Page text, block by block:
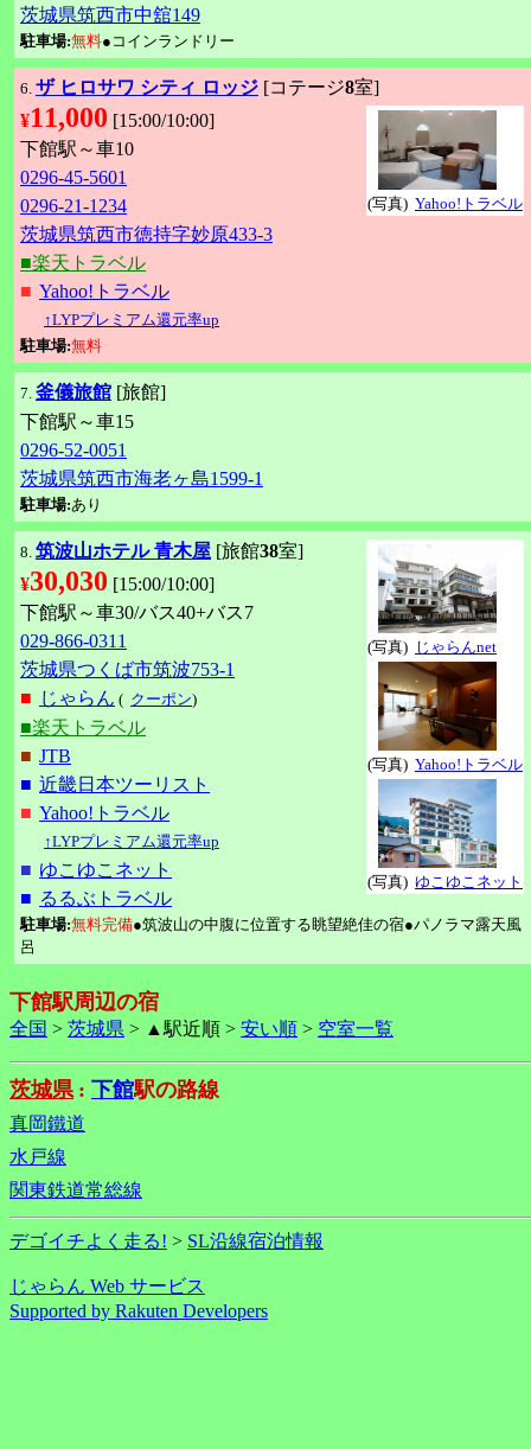
茨城県筑西市中舘149
駐車場:無料●コインランドリー
6. ザ ヒロサワ シティ ロッジ [コテージ8室]
(写真) Yahoo!トラベル
¥11,000 [15:00/10:00]
下館駅～車10
0296-45-5601
0296-21-1234
茨城県筑西市徳持字妙原433-3
■楽天トラベル
■ Yahoo!トラベル
↑LYPプレミアム還元率up
駐車場:無料
7. 釜儀旅館 [旅館]
下館駅～車15
0296-52-0051
茨城県筑西市海老ヶ島1599-1
駐車場:あり
8. 筑波山ホテル 青木屋 [旅館38室]
(写真) じゃらんnet
(写真) Yahoo!トラベル
(写真) ゆこゆこネット
¥30,030 [15:00/10:00]
下館駅～車30/バス40+バス7
029-866-0311
茨城県つくば市筑波753-1
■ じゃらん ( クーポン)
■楽天トラベル
■ JTB
■ 近畿日本ツーリスト
■ Yahoo!トラベル
↑LYPプレミアム還元率up
■ ゆこゆこネット
■ るるぶトラベル
駐車場:無料完備●筑波山の中腹に位置する眺望絶佳の宿●パノラマ露天風
呂
下館駅周辺の宿
全国 > 茨城県 > ▲駅近順 > 安い順 > 空室一覧
茨城県 : 下館駅の路線
真岡鐵道
水戸線
関東鉄道常総線
デゴイチよく走る! > SL沿線宿泊情報
じゃらん Web サービス
Supported by Rakuten Developers